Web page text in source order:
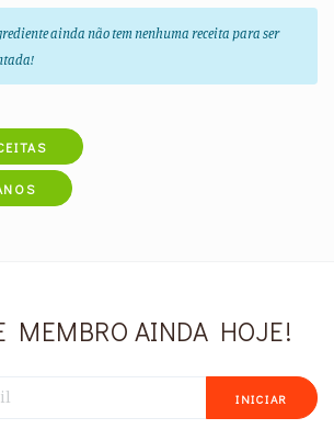
ainda não tem nenhuma receita para ser
MEMBRO AINDA HOJE!
INICIAR